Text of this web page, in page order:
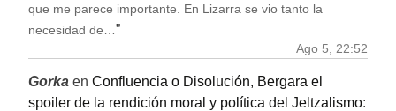
que me parece importante. En Lizarra se vio tanto la
necesidad de… ”
Ago 5, 22:52
Gorka en Confluencia o Disolución, Bergara el
spoiler de la rendición moral y política del Jeltzalismo: